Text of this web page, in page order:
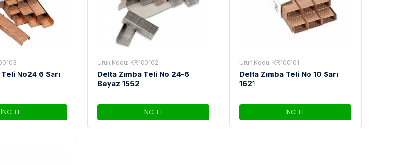
No24 6 Sarı
İNCELE
Ürün Kodu: KR100102
Delta Zımba Teli No 24-6
Beyaz 1552
İNCELE
Ürün Kodu: KR100101
Delta Zımba Teli No 10 Sarı
1621
İNCELE